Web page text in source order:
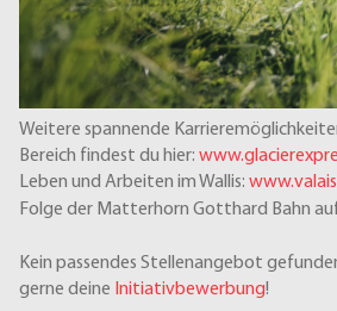
Weitere spannende
Bereich findest du hier:
Leben und Arbeiten im Wallis:
Folge der Matterhorn Gotthard Bahn
Kein passendes Stellenangebot
gerne deine Initiativbewerbung!